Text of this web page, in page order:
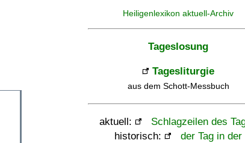
Heiligenlexikon aktuell-Archiv
Tageslosung
Tagesliturgie
aus dem Schott-Messbuch
aktuell:
Schlagzeilen des
historisch:
der Tag in der